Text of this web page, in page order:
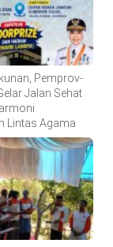
Pemprov-
Jalan Sehat
Lintas Agama